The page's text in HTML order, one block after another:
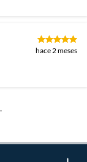
hace 2 meses